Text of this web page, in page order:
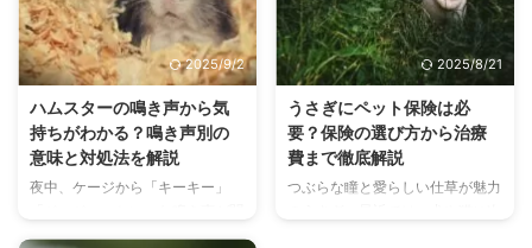
関係を深める上で非常に大切で
す。 この記事では、チンチラの
代表的な鳴き声の種類とその意味
を詳しく解説します。 さらに、
鳴き声からわかるストレスや病気
のサイン、チンチラが鳴く理由を
理解して良好な関係を築くための
ヒントもご紹介します。 この記
をもっと理解し、より良いコミュ
始めると「こんなはずじゃなかっ
た…」と後悔する飼い主さんも少
なくありません。 この記事で
は、フェネックの性格や生態を深
く掘り下げ、飼い主さんとフェネ
ックが幸せに暮らすための関係構
築方法を詳しく解説します。 彼
らの行動の裏にある気持ちを理解
2025/9/2
ハムスターの鳴き声から気
持ちがわかる？鳴き声別の
意味と対処法を解説
夜中、ケージから「キーキー」
こえてきて、「何かあったのか
2025/8/21
うさぎにペット保険は必
要？保険の選び方から治療
費まで徹底解説
つぶらな瞳と愛らしい仕草が魅力